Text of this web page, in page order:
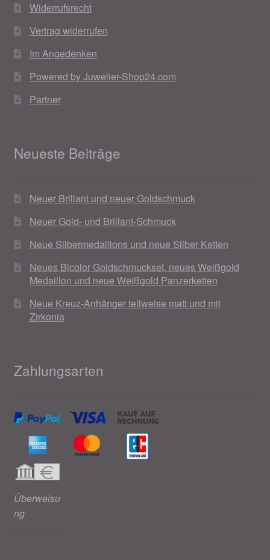
Widerrufsrecht
Vertrag widerrufen
Im Angedenken
Powered by Juwelier-Shop24.com
Partner
Neueste Beiträge
Neuer Brillant und neuer Goldschmuck
Neuer Gold- und Brillant-Schmuck
Neue Silbermedaillons und neue Silber Ketten
Neues Bicolor Goldschmuckset, neues Weißgold
Medaillon und neue Weißgold Panzerketten
Neue Kreuz-Anhänger teilweise matt und mit
Zirkonia
Zahlungsarten
Überweisu
ng